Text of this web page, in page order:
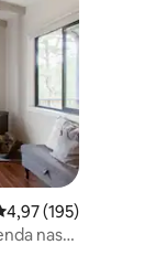
de uma avaliação
4,97 (195)
nas